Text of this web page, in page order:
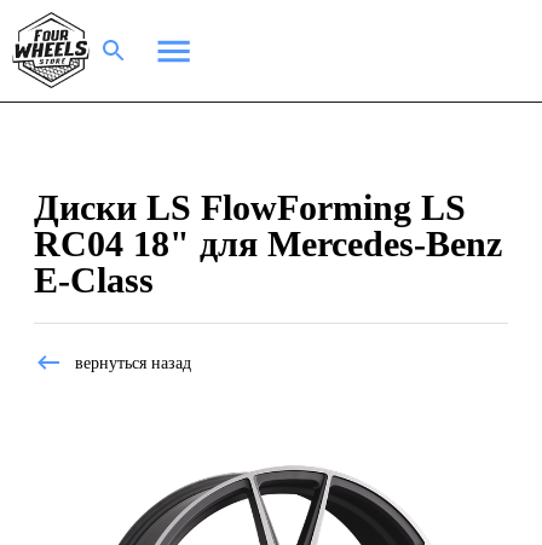
Диски LS FlowForming LS
RC04 18" для Mercedes-Benz
E-Class
вернуться назад